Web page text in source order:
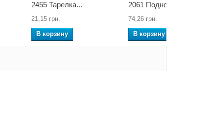
2455 Тарелка...
21,15 грн.
В корзину
2061 Поднос...
74,26 грн.
В корзину